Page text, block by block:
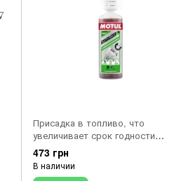
Присадка в топливо, что
увеличивает срок годности
бензина до 24 мес.. MOTUL
843802/STABILIZER
(250ML)/108559
473 грн
В наличии